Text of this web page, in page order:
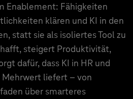
Enablement: Fähigkeiten
klären und KI in den
statt sie als isoliertes Tool zu
steigert Produktivität,
dafür, dass KI in HR und
Mehrwert liefert – von
über smarteres